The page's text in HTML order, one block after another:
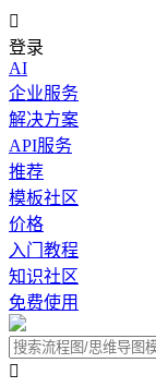

登录
AI
企业服务
解决方案
API服务
推荐
模板社区
价格
入门教程
知识社区
免费使用
